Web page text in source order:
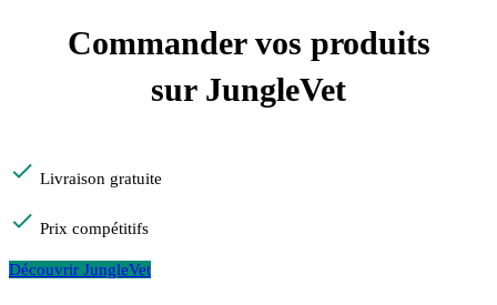
Commander vos produits
sur JungleVet
Livraison gratuite
Prix compétitifs
Découvrir JungleVet